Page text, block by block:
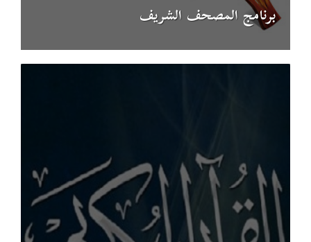
برنامج المصحف الشريف